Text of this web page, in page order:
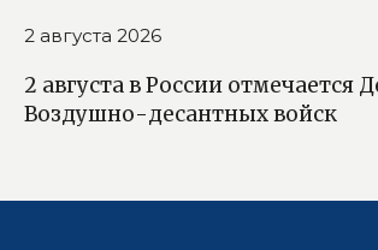
2 августа 2026
2 августа в России отмечается
Воздушно-десантных войск